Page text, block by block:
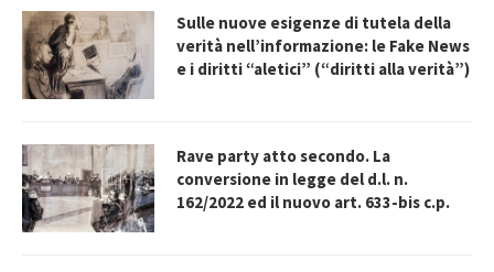
Sulle nuove esigenze di tutela della
verità nell’informazione: le Fake News
e i diritti “aletici” (“diritti alla verità”)
Rave party atto secondo. La
conversione in legge del d.l. n.
162/2022 ed il nuovo art. 633-bis c.p.